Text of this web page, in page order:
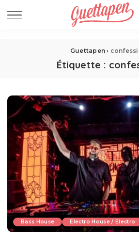
Guettapen ›
Étiquette :
Bass House Electro House / Electro